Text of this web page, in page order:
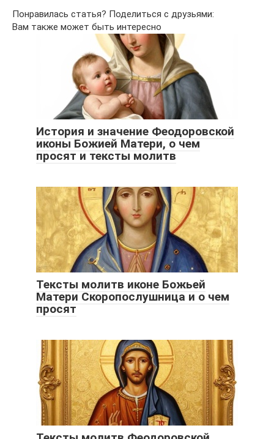
Понравилась статья? Поделиться с друзьями:
Вам также может быть интересно
История и значение Феодоровской
иконы Божией Матери, о чем
просят и тексты молитв
Тексты молитв иконе Божьей
Матери Скоропослушница и о чем
просят